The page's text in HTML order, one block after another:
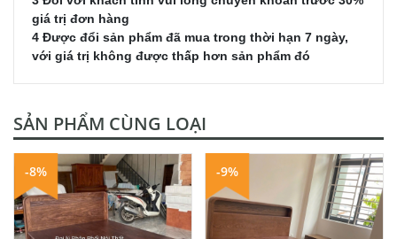
giá trị đơn hàng
4 Được đổi sản phẩm đã mua trong thời hạn 7 ngày,
với giá trị không được thấp hơn sản phẩm đó
SẢN PHẨM CÙNG LOẠI
-8% -9%